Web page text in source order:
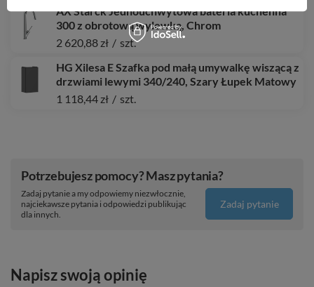
AX Starck Jednouchwytowa bateria kuchenna
300 z obrotową wylewką, Chrom
2 620,88 zł / szt.
HG Xilesa E Szafka pod małą umywalkę wiszącą z
drzwiami lewymi 340/240, Szary Łupek Matowy
1 118,44 zł / szt.
Potrzebujesz pomocy? Masz pytania?
Zadaj pytanie a my odpowiemy niezwłocznie,
najciekawsze pytania i odpowiedzi publikując
dla innych.
Zadaj pytanie
Napisz swoją opinię